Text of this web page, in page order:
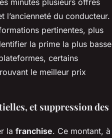
du conducteur.
pertinentes, plus
la prime la plus basse
certains
le meilleur prix
et suppression des
la franchise. Ce montant, à